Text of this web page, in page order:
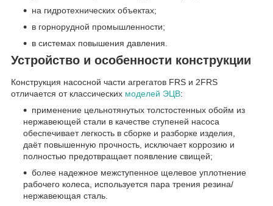
на гидротехнических объектах;
в горнорудной промышленности;
в системах повышения давления.
Устройство и особенности конструкции
Конструкция насосной части агрегатов FRS и 2FRS
отличается от классических моделей ЭЦВ:
применение цельнотянутых толстостенных обойм из
нержавеющей стали в качестве ступеней насоса
обеспечивает легкость в сборке и разборке изделия,
даёт повышенную прочность, исключает коррозию и
полностью предотвращает появление свищей;
более надежное межступенное щелевое уплотнение
рабочего колеса, используется пара трения резина/
нержавеющая сталь.